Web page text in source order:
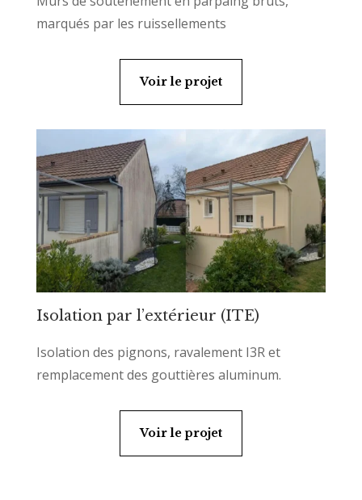
marqués par les ruissellements
Voir le projet
Isolation par l’extérieur (ITE)
Isolation des pignons, ravalement I3R et
remplacement des gouttières aluminum.
Voir le projet